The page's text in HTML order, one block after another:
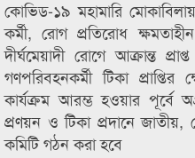
কোভিড-১৯ মহামারি মোকাবিলায়
কর্মী, রোগ প্রতিরোধ
দীর্ঘমেয়াদী রোগে আক্রান্ত
গণপরিবহনকর্মী টিকা প্রাপ্তির
কার্যক্রম আরম্ভ হওয়ার পূর্বে
প্রণয়ন ও টিকা প্রদানে জাতীয়,
কমিটি গঠন করা হবে